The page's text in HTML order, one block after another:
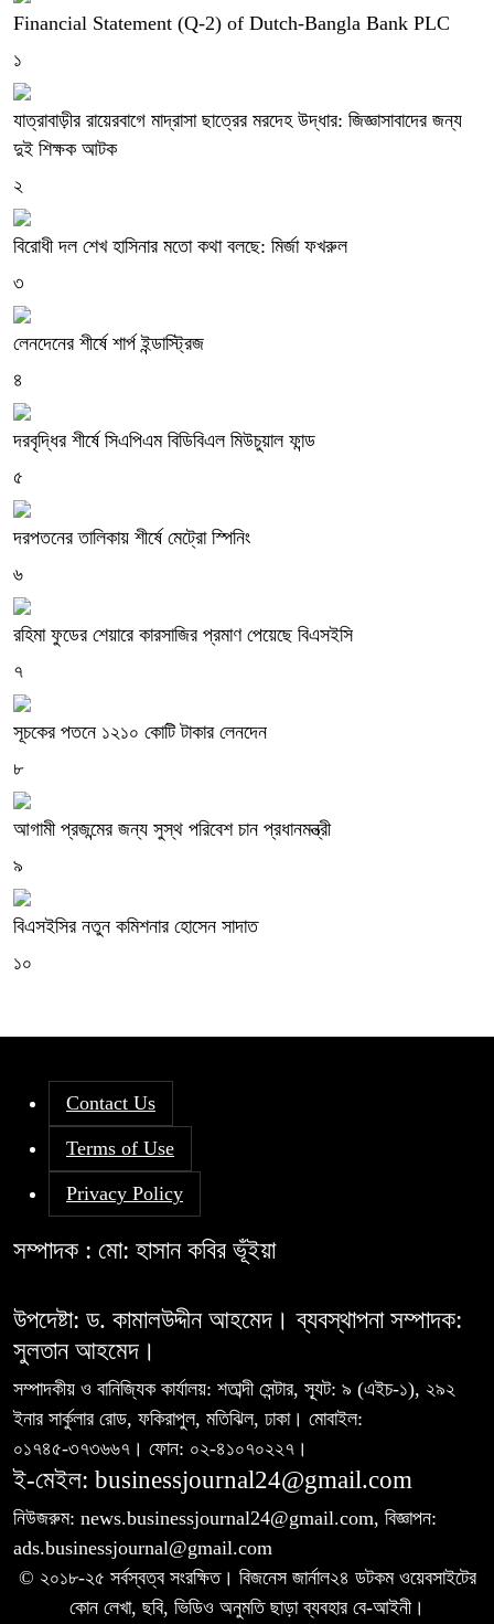
Financial Statement (Q-2) of Dutch-Bangla Bank PLC
১
যাত্রাবাড়ীর রায়েরবাগে মাদ্রাসা ছাত্রের মরদেহ উদ্ধার: জিজ্ঞাসাবাদের জন্য
দুই শিক্ষক আটক
২
বিরোধী দল শেখ হাসিনার মতো কথা বলছে: মির্জা ফখরুল
৩
লেনদেনের শীর্ষে শার্প ইন্ডাস্ট্রিজ
৪
দরবৃদ্ধির শীর্ষে সিএপিএম বিডিবিএল মিউচুয়াল ফান্ড
৫
দরপতনের তালিকায় শীর্ষে মেট্রো স্পিনিং
৬
রহিমা ফুডের শেয়ারে কারসাজির প্রমাণ পেয়েছে বিএসইসি
৭
সূচকের পতনে ১২১০ কোটি টাকার লেনদেন
৮
আগামী প্রজন্মের জন্য সুস্থ পরিবেশ চান প্রধানমন্ত্রী
৯
বিএসইসির নতুন কমিশনার হোসেন সাদাত
১০
Contact Us
Terms of Use
Privacy Policy
সম্পাদক : মো: হাসান কবির ভূঁইয়া
উপদেষ্টা: ড. কামালউদ্দীন আহমেদ। ব্যবস্থাপনা সম্পাদক:
সুলতান আহমেদ।
সম্পাদকীয় ও বানিজ্যিক কার্যালয়: শতাব্দী সেন্টার, স্যূট: ৯ (এইচ-১), ২৯২
ইনার সার্কুলার রোড, ফকিরাপুল, মতিঝিল, ঢাকা। মোবাইল:
০১৭৪৫-৩৭৩৬৬৭। ফোন: ০২-৪১০৭০২২৭।
ই-মেইল: businessjournal24@gmail.com
নিউজরুম: news.businessjournal24@gmail.com, বিজ্ঞাপন:
ads.businessjournal@gmail.com
© ২০১৮-২৫ সর্বস্বত্ব সংরক্ষিত। বিজনেস জার্নাল২৪ ডটকম ওয়েবসাইটের
কোন লেখা, ছবি, ভিডিও অনুমতি ছাড়া ব্যবহার বে-আইনী।